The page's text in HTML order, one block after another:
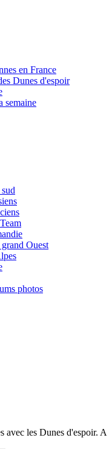
en France
Dunes d'espoir
semaine
Ouest
photos
avec les Dunes d'espoir. A